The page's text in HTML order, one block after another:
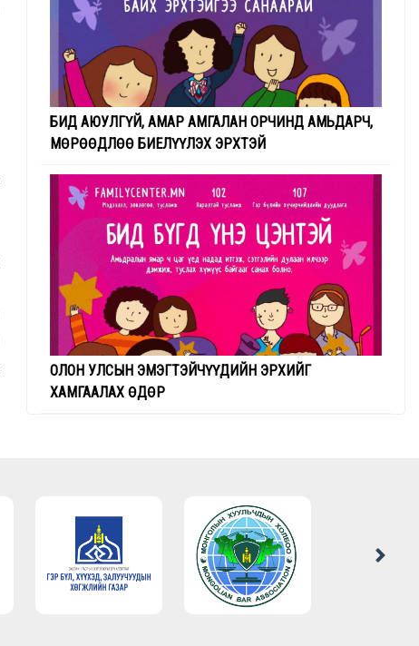
БИД АЮУЛГҮЙ, АМАР АМГАЛАН ОРЧИНД АМЬДАРЧ,
МӨРӨӨДЛӨӨ БИЕЛҮҮЛЭХ ЭРХТЭЙ
ОЛОН УЛСЫН ЭМЭГТЭЙЧҮҮДИЙН ЭРХИЙГ
ХАМГААЛАХ ӨДӨР